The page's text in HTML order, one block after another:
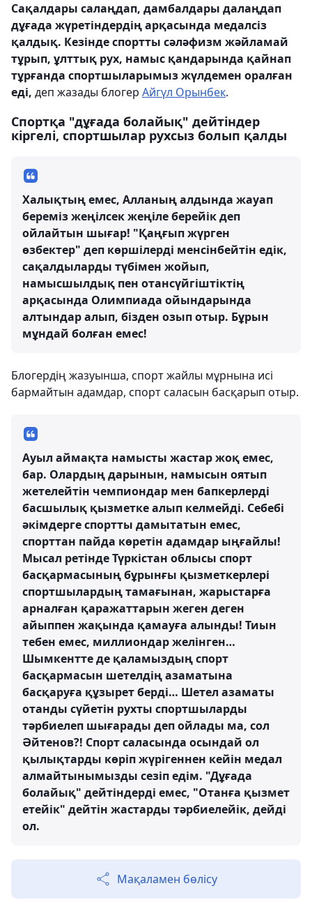
Сақалдары салаңдап, дамбалдары далаңдап
дұғада жүретіндердің арқасында медалсіз
қалдық. Кезінде спортты сәләфизм жәйламай
тұрып, ұлттық рух, намыс қандарында қайнап
тұрғанда спортшыларымыз жүлдемен оралған
еді, деп жазады блогер Айгүл Орынбек.
Спортқа "дұғада болайық" дейтіндер
кіргелі, спортшылар рухсыз болып қалды
Халықтың емес, Алланың алдында жауап
береміз жеңілсек жеңіле берейік деп
ойлайтын шығар! "Қаңғып жүрген
өзбектер" деп көршілерді менсінбейтін едік,
сақалдыларды түбімен жойып,
намысшылдық пен отансүйгіштіктің
арқасында Олимпиада ойындарында
алтындар алып, бізден озып отыр. Бұрын
мұндай болған емес!
Блогердің жазуынша, спорт жайлы мұрнына исі
бармайтын адамдар, спорт саласын басқарып отыр.
Ауыл аймақта намысты жастар жоқ емес,
бар. Олардың дарынын, намысын оятып
жетелейтін чемпиондар мен бапкерлерді
басшылық қызметке алып келмейді. Себебі
әкімдерге спортты дамытатын емес,
спорттан пайда көретін адамдар ыңғайлы!
Мысал ретінде Түркістан облысы спорт
басқармасының бұрынғы қызметкерлері
спортшылардың тамағынан, жарыстарға
арналған қаражаттарын жеген деген
айыппен жақында қамауға алынды! Тиын
тебен емес, миллиондар желінген…
Шымкентте де қаламыздың спорт
басқармасын шетелдің азаматына
басқаруға құзырет берді… Шетел азаматы
отанды сүйетін рухты спортшыларды
тәрбиелеп шығарады деп ойлады ма, сол
Әйтенов?! Спорт саласында осындай ол
қылықтарды көріп жүрігеннен кейін медал
алмайтынымызды сезіп едім. "Дұғада
болайық" дейтіндерді емес, "Отанға қызмет
етейік" дейтін жастарды тәрбиелейік, дейді
ол.
Мақаламен бөлісу